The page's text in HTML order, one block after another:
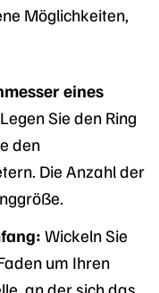
Möglichkeiten,
eines
Legen Sie den Ring
den
Die Anzahl der
Wickeln Sie
um Ihren
an der sich das